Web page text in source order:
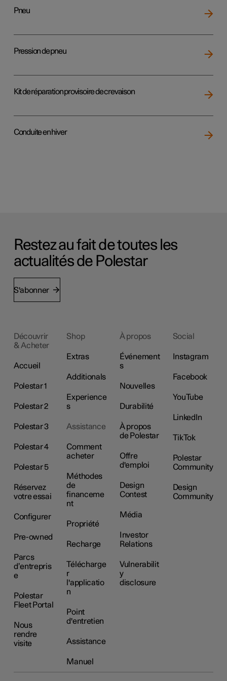
Pneu
Pression de pneu
Kit de réparation provisoire de crevaison
Conduite en hiver
Restez au fait de toutes les
actualités de Polestar
S'abonner
Découvrir
& Acheter
Accueil
Polestar 1
Polestar 2
Polestar 3
Polestar 4
Polestar 5
Réservez
votre essai
Configurer
Pre-owned
Parcs
d’entrepris
e
Polestar
Fleet Portal
Nous
rendre
visite
Shop
Extras
Additionals
Experience
s
Assistance
Comment
acheter
Méthodes
de
financeme
nt
Propriété
Recharge
Télécharge
r
l'applicatio
n
Point
d'entretien
Assistance
Manuel
À propos
Événement
s
Nouvelles
Durabilité
À propos
de Polestar
Offre
d'emploi
Design
Contest
Média
Investor
Relations
Vulnerabilit
y
disclosure
Social
Instagram
Facebook
YouTube
LinkedIn
TikTok
Polestar
Community
Design
Community